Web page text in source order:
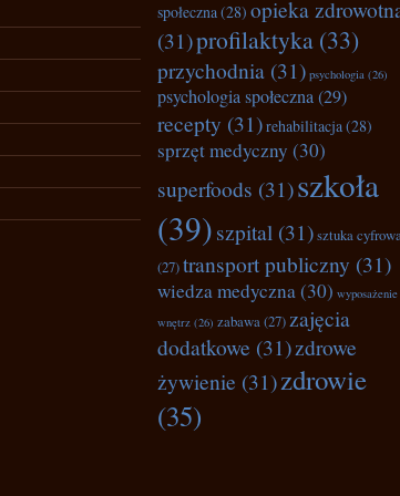
społeczna(28) opieka
(31)profilaktyka (33)
przychodnia (31) psychologia (26)
psychologia społeczna(29)
recepty (31)rehabilitacja(28)
sprzęt medyczny (30)
superfoods (31)szkoła
(39)szpital (31)sztuka
(27)transport publiczny (31)
wiedza medyczna(30) wyposażenie
wnętrz (26) zabawa(27) zajęcia
dodatkowe (31)zdrowe
żywienie (31)zdrowie
(35)